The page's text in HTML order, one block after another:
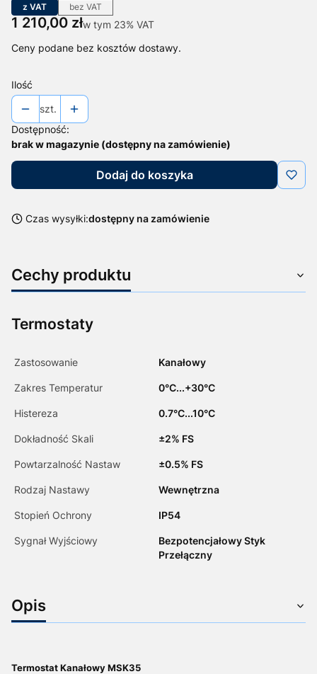
z VAT bez VAT
Cena
1 210,00 złw tym 23% VAT
w tym 23% VAT
Ceny podane bez kosztów dostawy.
Ilość
szt.
Dostępność:
brak w magazynie (dostępny na zamówienie)
Dodaj do koszyka
Czas wysyłki:dostępny na zamówienie
Cechy produktu
Termostaty
Zastosowanie Kanałowy
Zakres Temperatur 0°C...+30°C
Histereza 0.7°C...10°C
Dokładność Skali ±2% FS
Powtarzalność Nastaw ±0.5% FS
Rodzaj Nastawy Wewnętrzna
Stopień Ochrony IP54
Sygnał Wyjściowy
Bezpotencjałowy Styk
Przełączny
Opis
Termostat Kanałowy MSK35